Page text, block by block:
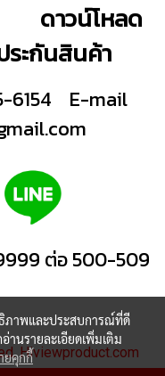
ดาวน์โหลด
ระกันสินค้า
E-mail
ต่อ 500-509
Hiviewproduct.com
ภาพและประสบการณ์ที่ดี
านรายละเอียดเพิ่มเติม
ยคุกกี้